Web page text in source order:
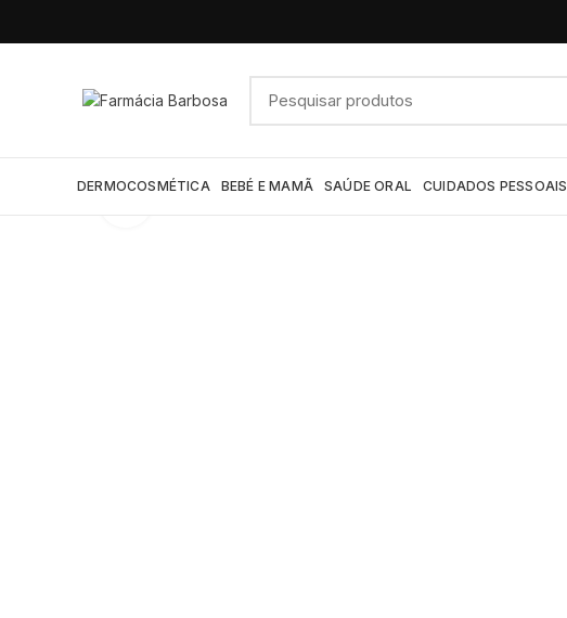
DERMOCOSMÉTICA BEBÉ E MAMÃ SAÚDE ORAL CUIDADOS PESSOAIS